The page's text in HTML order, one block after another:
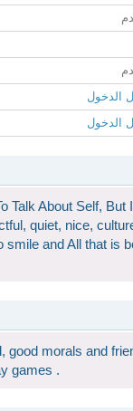
الدخول
الدخول
About Self, But
quiet, nice,
and All that is
morals and
games .